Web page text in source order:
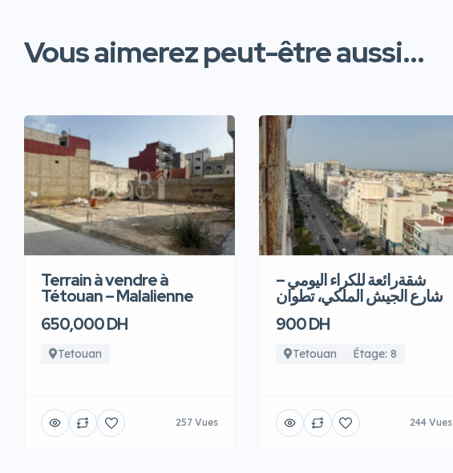
Vous aimerez peut-être aussi...
Terrain à vendre à
Tétouan – Malalienne
650,000 DH
Tetouan
257 Vues
شقةرائعة للكراء اليومي –
شارع الجيش الملكي، تطوان
900 DH
Tetouan Étage: 8
244 Vues